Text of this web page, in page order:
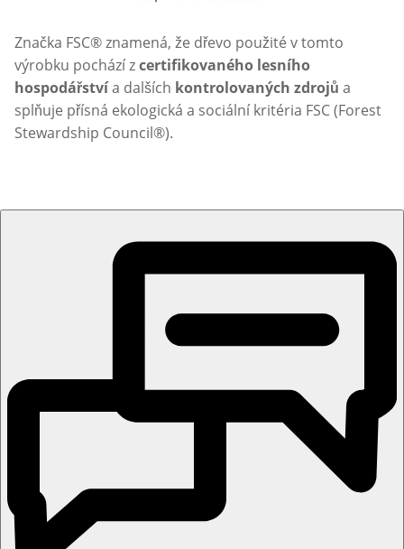
Značka FSC® znamená, že dřevo použité v tomto
výrobku pochází zcertifikovaného lesního
hospodářstvía dalších kontrolovaných zdrojů a
splňuje přísná ekologická a sociální kritéria FSC (Forest
Stewardship Council®).